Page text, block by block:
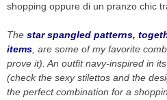
shopping oppure di un pranzo chic
The star spangled patterns,
items , are some of my favorite
prove it). An outfit navy-inspired in
(check the sexy stilettos and the
the perfect combination for a